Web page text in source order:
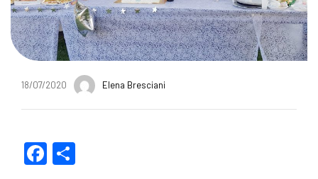
18/07/2020 Elena Bresciani
F